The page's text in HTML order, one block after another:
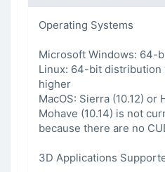
Operating Systems
Microsoft Windows: 64-
Linux: 64-bit distribution
higher
MacOS: Sierra (10.12) or
Mohave (10.14) is not
because there are no
3D Applications